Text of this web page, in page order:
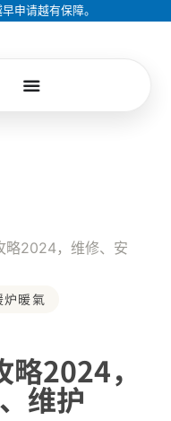
申请越有保障。
略2024，维修、安
炉暖氣
2024，
维护